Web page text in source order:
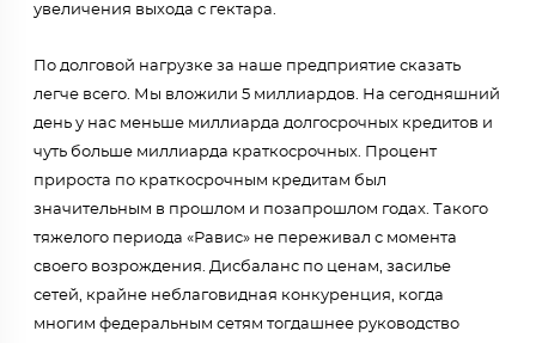
увеличения выхода с гектара.
По долговой нагрузке за наше предприятие сказать
легче всего. Мы вложили 5 миллиардов. На сегодняшний
день у нас меньше миллиарда долгосрочных кредитов и
чуть больше миллиарда краткосрочных. Процент
прироста по краткосрочным кредитам был
значительным в прошлом и позапрошлом годах. Такого
тяжелого периода «Равис» не переживал с момента
своего возрождения. Дисбаланс по ценам, засилье
сетей, крайне неблаговидная конкуренция, когда
многим федеральным сетям тогдашнее руководство